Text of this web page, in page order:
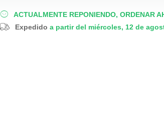
ACTUALMENTE REPONIENDO, ORDENAR
Expedido a partir del miércoles, 12 de